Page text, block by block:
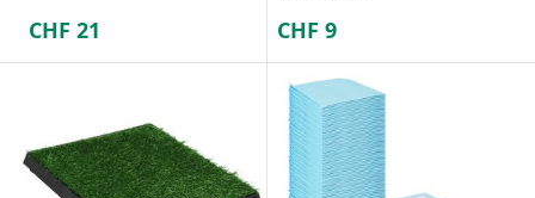
CHF 21 CHF 9